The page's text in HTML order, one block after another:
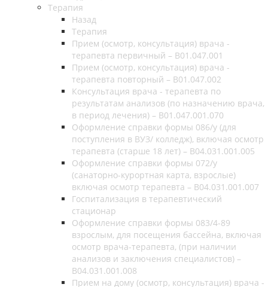
Терапия
Назад
Терапия
Прием (осмотр, консультация) врача -
терапевта первичный – B01.047.001
Прием (осмотр, консультация) врача -
терапевта повторный – В01.047.002
Консультация врача - терапевта по
результатам анализов (по назначению врача,
в период лечения) – B01.047.001.070
Оформление справки формы 086/у (для
поступления в ВУЗ/ колледж), включая осмотр
терапевта (старше 18 лет) – B04.031.001.005
Оформление справки формы 072/у
(санаторно-курортная карта, взрослые)
включая осмотр терапевта – B04.031.001.007
Госпитализация в терапевтический
стационар
Оформление справки формы 083/4-89
взрослым, для посещения бассейна, включая
осмотр врача-терапевта, (при наличии
анализов и заключения специалистов) –
B04.031.001.008
Прием на дому (осмотр, консультация) врача -